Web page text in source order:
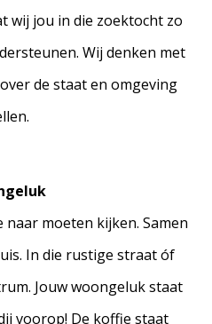
wij jou in die zoektocht zo
Wij denken met
de staat en omgeving
naar moeten kijken. Samen
In die rustige straat óf
Jouw woongeluk staat
voorop! De koffie staat